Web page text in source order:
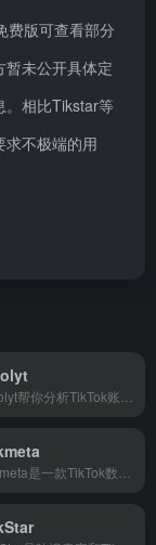
费版可查看部分
未公开具体定
。相比Tikstar等
求不极端的用